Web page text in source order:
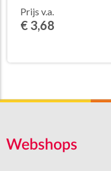
Prijs v.a.
€ 3,68
Webshops